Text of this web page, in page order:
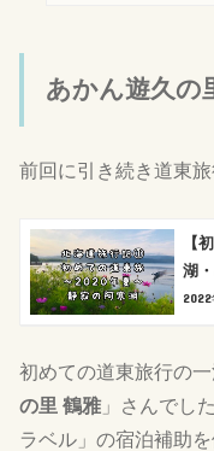
あかん遊久の
前回に引き続き道東
【
湖
初めての道東旅行の
の里 鶴雅」さんでし
ラベル」の宿泊補助